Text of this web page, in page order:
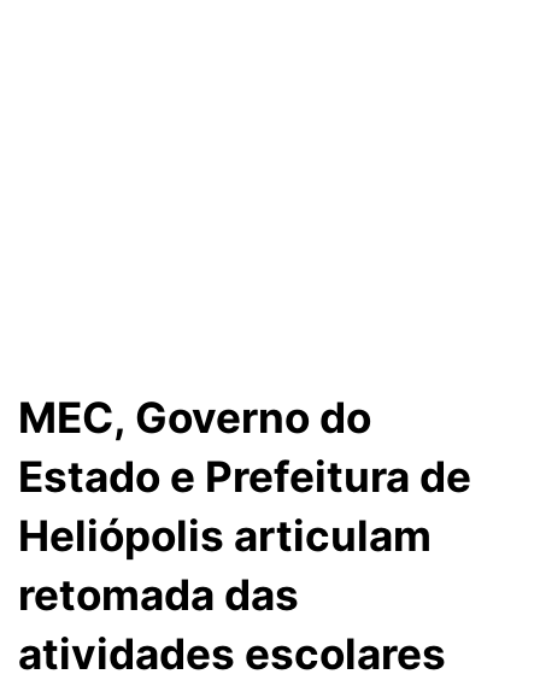
MEC, Governo do
Estado e Prefeitura de
Heliópolis articulam
retomada das
atividades escolares